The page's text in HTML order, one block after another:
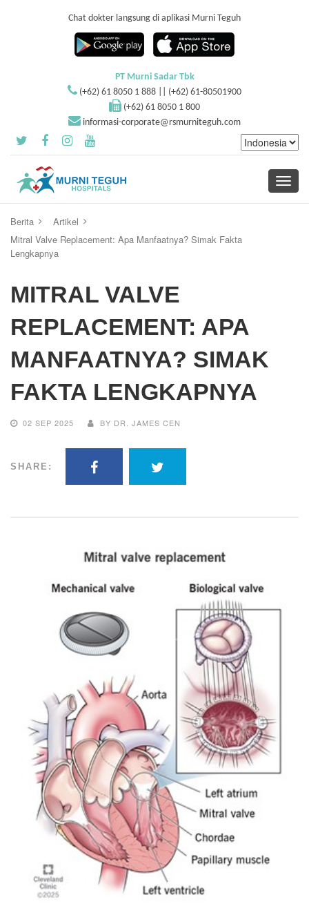
Chat dokter langsung di aplikasi Murni Teguh
PT Murni Sadar Tbk
(+62) 61 8050 1 888 || (+62) 61-80501900
(+62) 61 8050 1 800
informasi-corporate@rsmurniteguh.com
Toggle
Berita
Artikel
Mitral Valve Replacement: Apa Manfaatnya? Simak Fakta
Lengkapnya
MITRAL VALVE
REPLACEMENT: APA
MANFAATNYA? SIMAK
FAKTA LENGKAPNYA
02 SEP 2025 BY DR. JAMES CEN
SHARE: